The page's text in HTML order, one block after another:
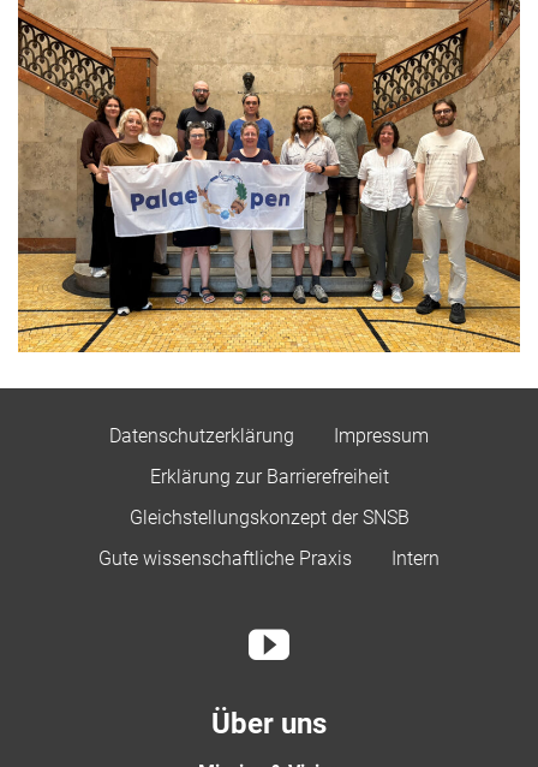
Datenschutzerklärung
Impressum
Erklärung zur Barrierefreiheit
Gleichstellungskonzept der SNSB
Gute wissenschaftliche Praxis
Intern
Über uns